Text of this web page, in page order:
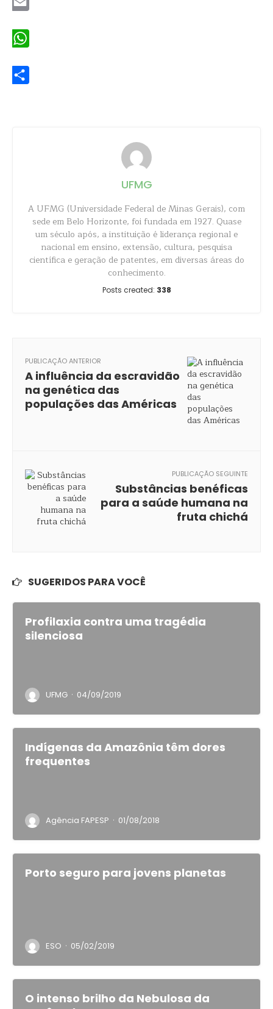
UFMG
A UFMG (Universidade Federal de Minas Gerais), com
sede em Belo Horizonte, foi fundada em 1927. Quase
um século após, a instituição é liderança regional e
nacional em ensino, extensão, cultura, pesquisa
científica e geração de patentes, em diversas áreas do
conhecimento.
Posts created: 338
PUBLICAÇÃO ANTERIOR
A influência da escravidão
na genética das
populações das Américas
PUBLICAÇÃO SEGUINTE
Substâncias benéficas
para a saúde humana na
fruta chichá
SUGERIDOS PARA VOCÊ
Profilaxia contra uma tragédia
silenciosa
UFMG · 04/09/2019
Indígenas da Amazônia têm dores
frequentes
Agência FAPESP · 01/08/2018
Porto seguro para jovens planetas
ESO · 05/02/2019
O intenso brilho da Nebulosa da